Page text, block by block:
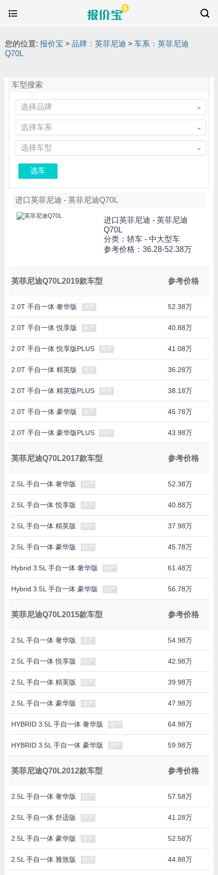
您的位置: 报价宝 > 品牌：英菲尼迪 > 车系：英菲尼迪
Q70L
车型搜索
选择品牌
选择车系
选择车型
选车
进口英菲尼迪 - 英菲尼迪Q70L
进口英菲尼迪 - 英菲尼迪
Q70L
分类：轿车 - 中大型车
参考价格： 36.28-52.38万
英菲尼迪Q70L2019款车型 参考价格
2.0T 手自一体 奢华版 停产 52.38万
2.0T 手自一体 悦享版 停产 40.88万
2.0T 手自一体 悦享版PLUS 停产 41.08万
2.0T 手自一体 精英版 停产 36.28万
2.0T 手自一体 精英版PLUS 停产 38.18万
2.0T 手自一体 豪华版 停产 45.78万
2.0T 手自一体 豪华版PLUS 停产 43.98万
英菲尼迪Q70L2017款车型 参考价格
2.5L 手自一体 奢华版 停产 52.38万
2.5L 手自一体 悦享版 停产 40.88万
2.5L 手自一体 精英版 停产 37.98万
2.5L 手自一体 豪华版 停产 45.78万
Hybrid 3.5L 手自一体 奢华版 停产 61.48万
Hybrid 3.5L 手自一体 豪华版 停产 56.78万
英菲尼迪Q70L2015款车型 参考价格
2.5L 手自一体 奢华版 停产 54.98万
2.5L 手自一体 悦享版 停产 42.98万
2.5L 手自一体 精英版 停产 39.98万
2.5L 手自一体 豪华版 停产 47.98万
HYBRID 3.5L 手自一体 奢华版 停产 64.98万
HYBRID 3.5L 手自一体 豪华版 停产 59.98万
英菲尼迪Q70L2012款车型 参考价格
2.5L 手自一体 奢华版 停产 57.58万
2.5L 手自一体 舒适版 停产 41.28万
2.5L 手自一体 豪华版 停产 52.58万
2.5L 手自一体 雅致版 停产 44.88万